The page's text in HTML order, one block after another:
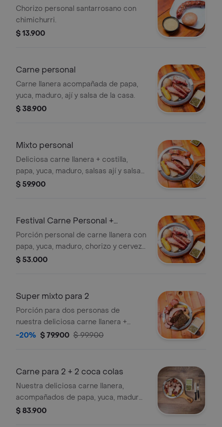
Chorizo personal santarrosano con
chimichurri.
$ 13.900
Carne personal
Carne llanera acompañada de papa,
yuca, maduro, ají y salsa de la casa.
$ 38.900
Mixto personal
Deliciosa carne llanera + costilla,
papa, yuca, maduro, salsas ají y salsa
de la casa.
$ 59.900
Festival Carne Personal +
Cerveza Club Colombia
Porción personal de carne llanera con
papa, yuca, maduro, chorizo y cerveza
Club Colombia.
$ 53.000
Super mixto para 2
Porción para dos personas de
nuestra deliciosa carne llanera +
costilla + lomo de res a la llanera,
-20% $ 79.900 $ 99.900
Carne para 2 + 2 coca colas
Nuestra deliciosa carne llanera,
acompañados de papa, yuca, maduro,
ají y salsa de la casa. + 2 coca colas
$ 83.900